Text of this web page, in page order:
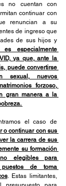
no cuentan con
continuar con
renuncian a su
de ingreso que
de sus hijos y
especialmente
ya que, ante la
puede convertirse
sexual, nuevos
forzoso,
gran manera a la
o continuar con sus
la carrera de sus
su formación
elegibles para
de toma
. Estas limitantes,